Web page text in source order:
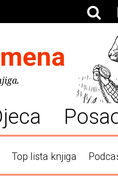
Top lista knjiga